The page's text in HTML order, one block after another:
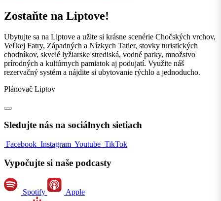
Zostaňte na Liptove!
Ubytujte sa na Liptove a užite si krásne scenérie Chočských vrchov,
Veľkej Fatry, Západných a Nízkych Tatier, stovky turistických
chodníkov, skvelé lyžiarske strediská, vodné parky, množstvo
prírodných a kultúrnych pamiatok aj podujatí. Využite náš
rezervačný systém a nájdite si ubytovanie rýchlo a jednoducho.
Plánovač Liptov
Sledujte nás na sociálnych sietiach
Facebook Instagram Youtube TikTok
Vypočujte si naše podcasty
Spotify Apple